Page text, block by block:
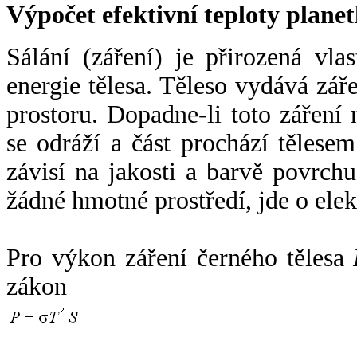
Výpočet efektivní teploty
Sálání (záření) je přirozená
energie tělesa. Těleso vydává
prostoru. Dopadne-li toto záření
se odráží a část prochází
závisí na jakosti a barvě
žádné hmotné prostředí, jde o
Pro výkon záření černého tělesa
zákon